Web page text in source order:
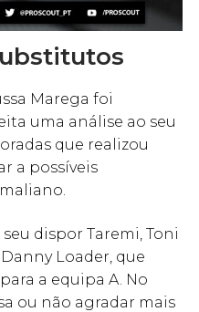
Marega foi
uma análise ao seu
que realizou
a possíveis
dispor Taremi, Toni
Loader, que
a equipa A. No
ou não agradar mais